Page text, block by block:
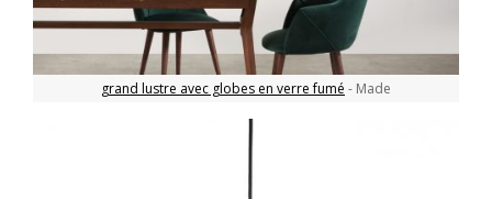
grand lustre avec globes en verre fumé - Made